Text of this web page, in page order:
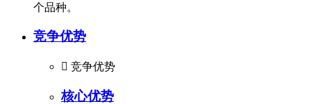
个品种。
竞争优势
 竞争优势
核心优势